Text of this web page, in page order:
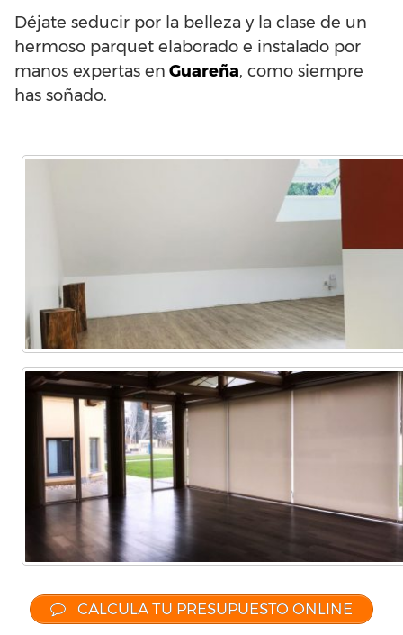
Déjate seducir por la belleza y la clase de un
hermoso parquet elaborado e instalado por
manos expertas en Guareña, como siempre
has soñado.
CALCULA TU PRESUPUESTO ONLINE